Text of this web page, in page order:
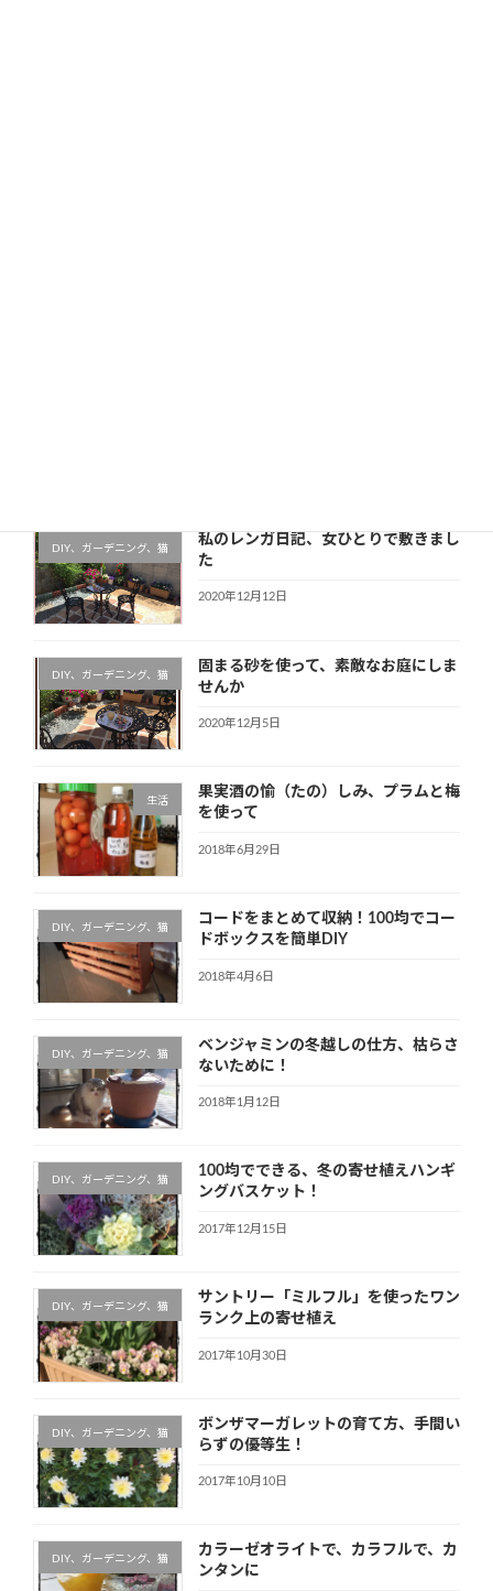
DIY、ガーデニング、猫
私のレンガ日記、女ひとりで敷きまし
た
2020年12月12日
DIY、ガーデニング、猫
固まる砂を使って、素敵なお庭にしま
せんか
2020年12月5日
生活
果実酒の愉（たの）しみ、プラムと梅
を使って
2018年6月29日
DIY、ガーデニング、猫
コードをまとめて収納！100均でコー
ドボックスを簡単DIY
2018年4月6日
DIY、ガーデニング、猫
ベンジャミンの冬越しの仕方、枯らさ
ないために！
2018年1月12日
DIY、ガーデニング、猫
100均でできる、冬の寄せ植えハンギ
ングバスケット！
2017年12月15日
DIY、ガーデニング、猫
サントリー「ミルフル」を使ったワン
ランク上の寄せ植え
2017年10月30日
DIY、ガーデニング、猫
ボンザマーガレットの育て方、手間い
らずの優等生！
2017年10月10日
DIY、ガーデニング、猫
カラーゼオライトで、カラフルで、カ
ンタンに